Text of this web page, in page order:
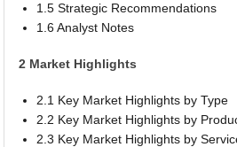
1.5 Strategic Recommendations
1.6 Analyst Notes
2 Market Highlights
2.1 Key Market Highlights by Type
2.2 Key Market Highlights by
2.3 Key Market Highlights by